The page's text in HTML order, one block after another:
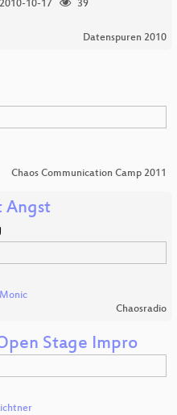
2010-10-17
39
Datenspuren 2010
Chaos Communication Camp 2011
Angst
Monic
Chaosradio
Stage Impro